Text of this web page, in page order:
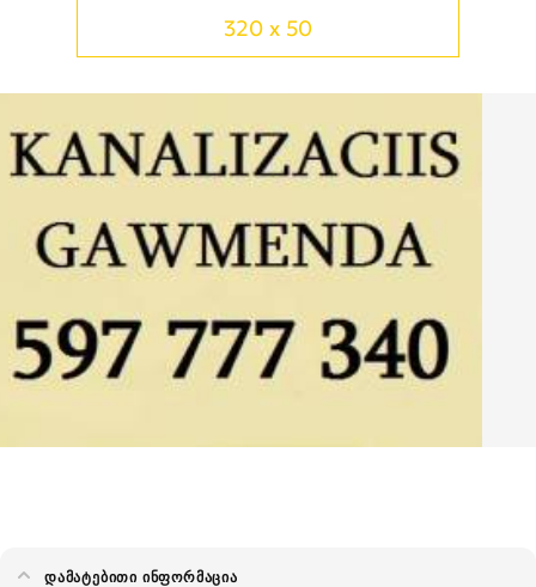
320 x 50
ᲓᲐᲛᲐᲢᲔᲑᲘᲗᲘ ᲘᲜᲤᲝᲠᲛᲐᲪᲘᲐ